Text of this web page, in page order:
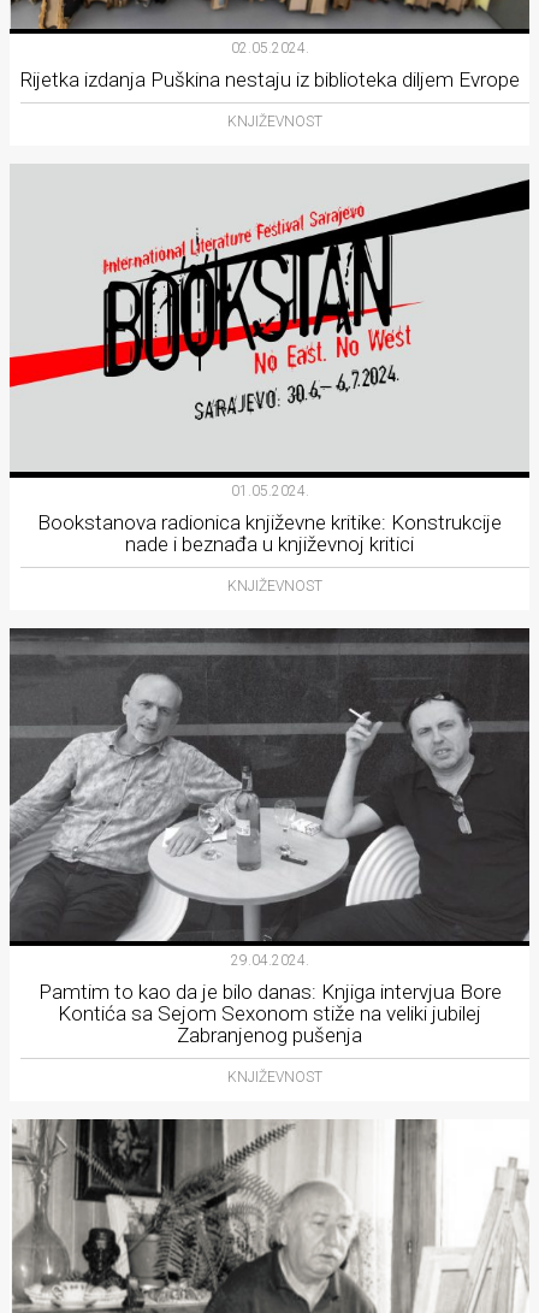
02.05.2024.
Rijetka izdanja Puškina nestaju iz biblioteka diljem Evrope
KNJIŽEVNOST
01.05.2024.
Bookstanova radionica književne kritike: Konstrukcije
nade i beznađa u književnoj kritici
KNJIŽEVNOST
29.04.2024.
Pamtim to kao da je bilo danas: Knjiga intervjua Bore
Kontića sa Sejom Sexonom stiže na veliki jubilej
Zabranjenog pušenja
KNJIŽEVNOST